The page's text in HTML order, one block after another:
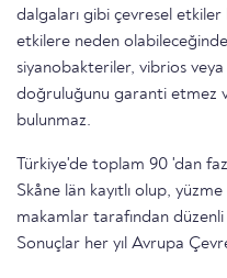
dalgaları gibi çevresel etkiler
etkilere neden
siyanobakteriler, vibrios
doğruluğunu garanti etmez
bulunmaz.
Türkiye'de toplam 90 'dan
Skåne län kayıtlı olup,
makamlar tarafından
Sonuçlar her yıl Avrupa